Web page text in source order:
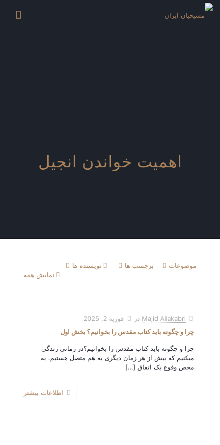
اهمیت خواندن انجیل
موضوعات برچسب ها
نویسنده ها
نمایش همه
Majid Aliakabri در
فوریه 2, 2025
چرا و چگونه باید کتاب مقدس را بخوانیم؟ بخش اول
چرا و چگونه باید کتاب مقدس را بخوانیم؟در زمانی زندگی
میکنیم که بیش از هر زمان دیگری به هم متصل هستیم. به
محض وقوع یک اتفاق […]
اطلاعات بیشتر